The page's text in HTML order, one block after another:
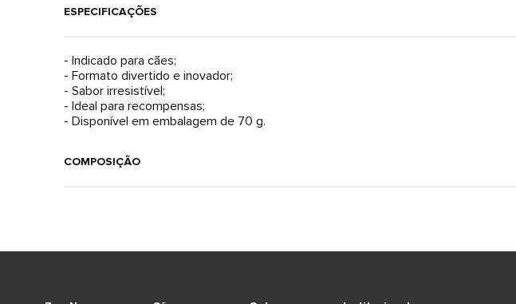
ESPECIFICAÇÕES
- Indicado para cães;
- Formato divertido e inovador;
- Sabor irresistível;
- Ideal para recompensas;
- Disponível em embalagem de 70 g.
COMPOSIÇÃO